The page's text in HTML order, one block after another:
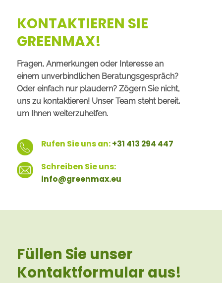
KONTAKTIEREN SIE
GREENMAX!
Fragen, Anmerkungen oder Interesse an
einem unverbindlichen Beratungsgespräch?
Oder einfach nur plaudern? Zögern Sie nicht,
uns zu kontaktieren! Unser Team steht bereit,
um Ihnen weiterzuhelfen.
Rufen Sie uns an:+31 413 294 447
Schreiben Sie uns:
info@greenmax.eu
Füllen Sie unser
Kontaktformular aus!